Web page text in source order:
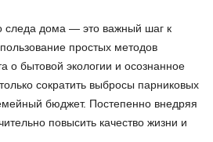
следа дома — это важный шаг к
простых методов
о бытовой экологии и осознанное
сократить выбросы парниковых
бюджет. Постепенно внедряя
повысить качество жизни и